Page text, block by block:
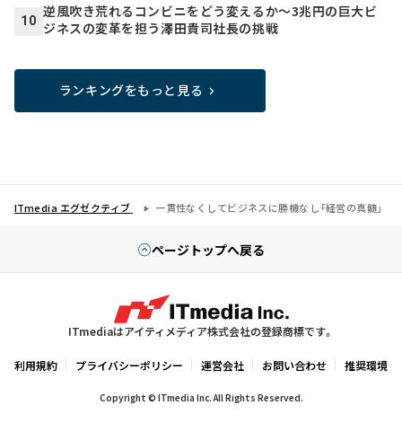
10
逆風吹き荒れるコンビニをどう変えるか～3兆円の巨大ビ
ジネスの変革を担う澤田貴司社長の挑戦
ランキングをもっと見る
ITmedia エグゼクティブ 一貫性なくしてビジネスに勝機なし――「経営の真髄」
ページトップへ戻る
ITmediaはアイティメディア株式会社の登録商標です。
利用規約 プライバシーポリシー 運営会社 お問い合わせ 推奨環境
Copyright © ITmedia Inc. All Rights Reserved.